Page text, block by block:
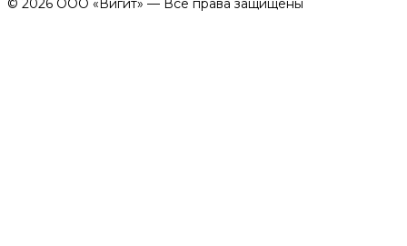
© 2026 ООО «Вигит» — Все права защищены